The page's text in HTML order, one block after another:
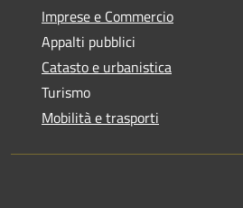
Imprese e Commercio
Appalti pubblici
Catasto e urbanistica
Turismo
Mobilità e trasporti